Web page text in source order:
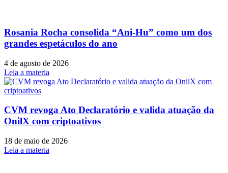
Rosania Rocha consolida “Ani-Hu” como um dos
grandes espetáculos do ano
4 de agosto de 2026
Leia a materia
CVM revoga Ato Declaratório e valida atuação da
OnilX com criptoativos
18 de maio de 2026
Leia a materia